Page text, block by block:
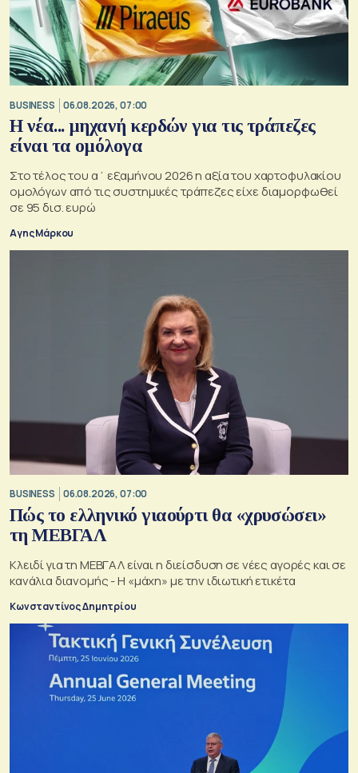
BUSINESS 06.08.2026, 07:00
Η νέα... μηχανή κερδών για τις τράπεζες
είναι τα ομόλογα
Στο τέλος του α΄ εξαμήνου 2026 η αξία του χαρτοφυλακίου
ομολόγων από τις συστημικές τράπεζες είχε διαμορφωθεί
σε 95 δισ. ευρώ
Αγης Μάρκου
BUSINESS 06.08.2026, 07:00
Πώς το ελληνικό γιαούρτι θα «χρυσώσει»
τη ΜΕΒΓΑΛ
Κλειδί για τη ΜΕΒΓΑΛ είναι η διείσδυση σε νέες αγορές και σε
κανάλια διανομής - Η «μάχη» με την ιδιωτική ετικέτα
Κωνσταντίνος Δημητρίου